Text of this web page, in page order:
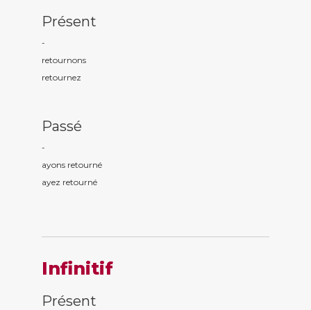
Présent
-
retournons
retournez
Passé
-
ayons retourné
ayez retourné
Infinitif
Présent